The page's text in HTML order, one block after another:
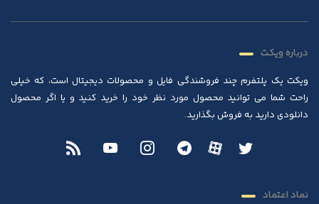
درباره ویکت
ویکت یک پلتفرم چند فروشندگی فایل و محصولات دیجیتال است، که خیلی
راحت شما می توانید محصول مورد نظر خود را خرید کنید و یا اگر محصول
دانلودی دارید به فروش بگذارید.
نماد اعتماد